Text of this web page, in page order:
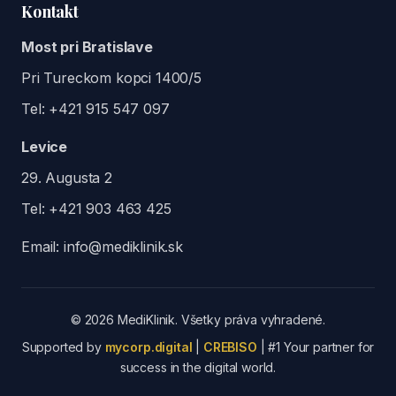
Kontakt
Most pri Bratislave
Pri Tureckom kopci 1400/5
Tel: +421 915 547 097
Levice
29. Augusta 2
Tel: +421 903 463 425
Email: info@mediklinik.sk
© 2026 MediKlinik. Všetky práva vyhradené.
Supported by mycorp.digital CREBISO | #1 Your partner for
success in the digital world.